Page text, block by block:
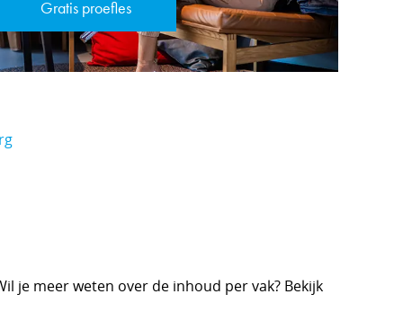
Gratis proefles
je meer weten over de inhoud per vak? Bekijk